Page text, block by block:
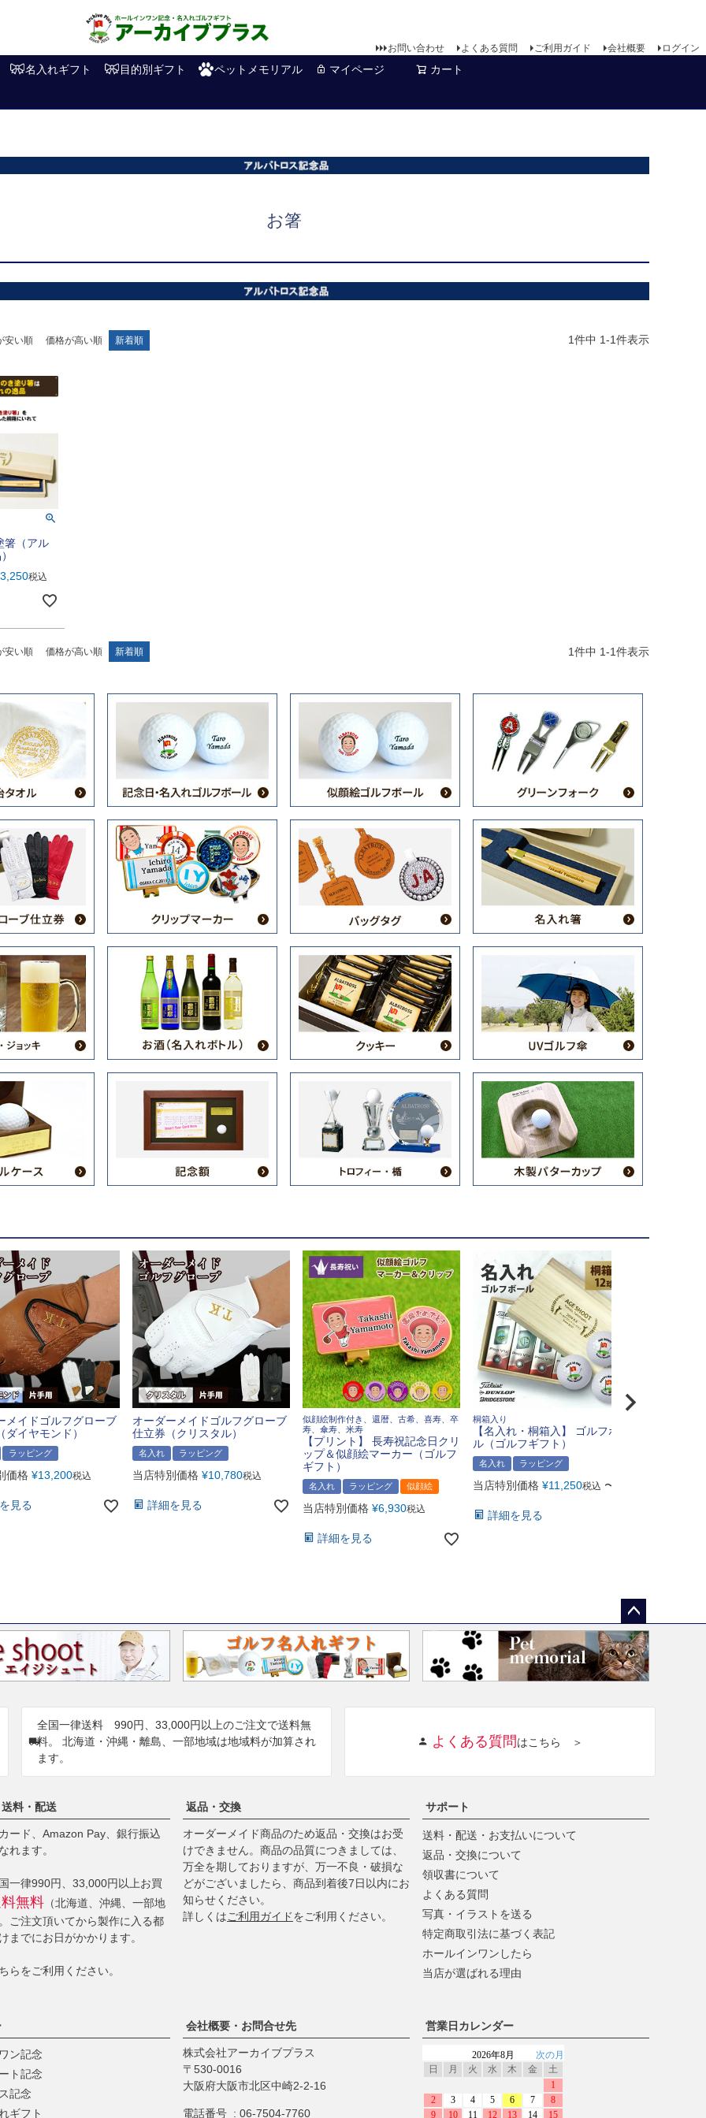
お問い合わせ よくある質問 ご利用ガイド 会社概要 ログイン
名入れギフト 目的別ギフト ペットメモリアル マイページ カート
お箸
安い順 価格が高い順 新着順 1件中 1-1件表示
箸（アル
3,250税込
安い順 価格が高い順 新着順 1件中 1-1件表示
メイドゴルフグローブ
ダイヤモンド）
ラッピング
価格 ¥13,200税込
見る
オーダーメイドゴルフグローブ
仕立券（クリスタル）
名入れ ラッピング
当店特別価格 ¥10,780税込
詳細を見る
似顔絵制作付き、還暦、古希、喜寿、卒
寿、傘寿、米寿
【プリント】 長寿祝記念日クリ
ップ＆似顔絵マーカー（ゴルフ
ギフト）
名入れ ラッピング 似顔絵
当店特別価格 ¥6,930税込
詳細を見る
桐箱入り
【名入れ・桐箱入】 ゴルフボー
ル（ゴルフギフト）
名入れ ラッピング
当店特別価格 ¥11,250税込 〜
詳細を見る
ペー
ジト
ップ
へ
全国一律送料 990円、33,000円以上のご注文で送料無
料。 北海道・沖縄・離島、一部地域は地域料が加算され
ます。
よくある質問はこちら ＞
料・配送
ード、Amazon Pay、銀行振込
れます。
一律990円、33,000円以上お買
無料 （北海道、沖縄、一部地
ご注文頂いてから製作に入る都
までにお日がかかります。
らをご利用ください。
返品・交換
オーダーメイド商品のため返品・交換はお受
けできません。商品の品質につきましては、
万全を期しておりますが、万一不良・破損な
どがございましたら、商品到着後7日以内にお
知らせください。
詳しくはご利用ガイドをご利用ください。
サポート
送料・配送・お支払いについて
返品・交換について
領収書について
よくある質問
写真・イラストを送る
特定商取引法に基づく表記
ホールインワンしたら
当店が選ばれる理由
ン記念
ト記念
記念
ギフト
会社概要・お問合せ先
株式会社アーカイブプラス
530-0016
大阪府大阪市北区中崎2-2-16
電話番号 06-7504-7760
営業日カレンダー